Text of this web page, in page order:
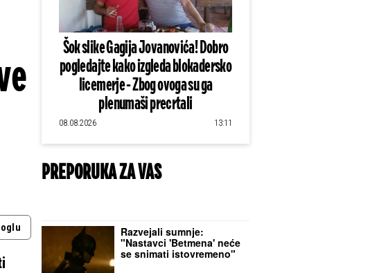
Šok slike Gagija Jovanovića! Dobro
pogledajte kako izgleda blokadersko
licemerje - Zbog ovoga su ga
plenumaši precrtali
08.08.2026 13:11
PREPORUKA ZA VAS
Razvejali sumnje:
"Nastavci 'Betmena' neće
se snimati istovremeno"